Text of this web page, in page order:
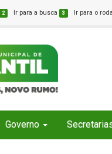
2 Ir para a busca 3 Ir para o
Governo